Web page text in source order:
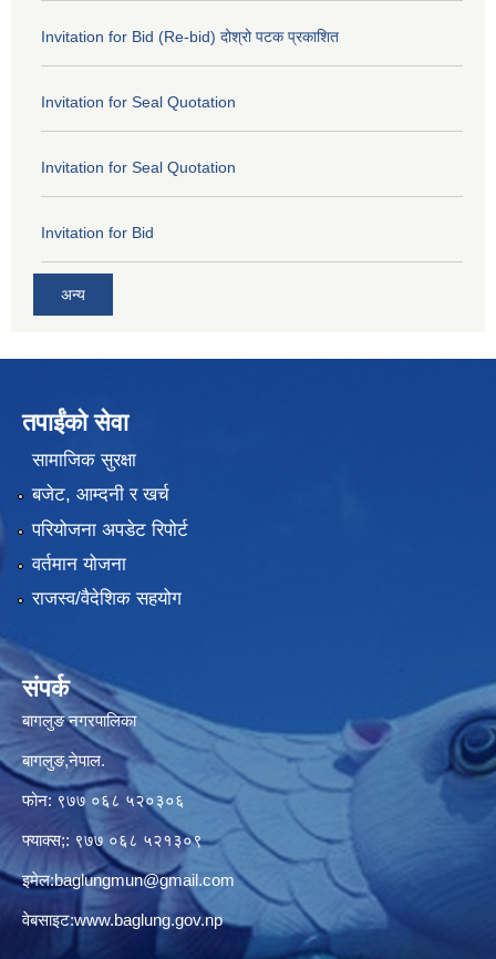
Invitation for Bid (Re-bid) दोश्रो पटक प्रकाशित
Invitation for Seal Quotation
Invitation for Seal Quotation
Invitation for Bid
अन्य
तपाईंको सेवा
सामाजिक सुरक्षा
बजेट, आम्दनी र खर्च
परियोजना अपडेट रिपोर्ट
वर्तमान योजना
राजस्व/वैदेशिक सहयोग
संपर्क
बागलुङ नगरपालिका
बागलुङ,नेपाल.
फोन: ९७७ ०६८ ५२०३०६
फ्याक्स;: ९७७ ०६८ ५२१३०९
इमेल:baglungmun@gmail.com
वेबसाइट:www.baglung.gov.np